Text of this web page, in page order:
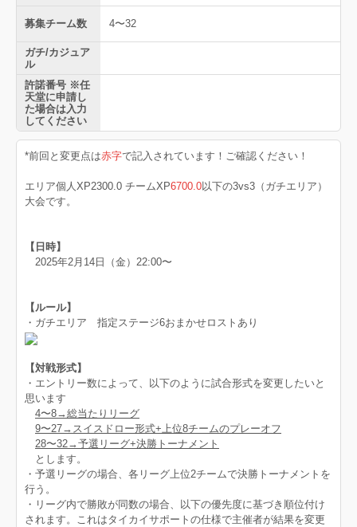
募集チーム数 4〜32
ガチ/カジュア
ル
許諾番号 ※任
天堂に申請し
た場合は入力
してください
*前回と変更点は赤字で記入されています！ご確認ください！
エリア個人XP2300.0 チームXP6700.0以下の3vs3（ガチエリア）
大会です。
【日時】
2025年2月14日（金）22:00〜
【ルール】
・ガチエリア 指定ステージ6おまかせロストあり
【対戦形式】
・エントリー数によって、以下のように試合形式を変更したいと
思います
4〜8→総当たりリーグ
9〜27→スイスドロー形式+上位8チームのプレーオフ
28〜32→予選リーグ+決勝トーナメント
とします。
・予選リーグの場合、各リーグ上位2チームで決勝トーナメントを
行う。
・リーグ内で勝敗が同数の場合、以下の優先度に基づき順位付け
されます。これはタイカイサポートの仕様で主催者が結果を変更